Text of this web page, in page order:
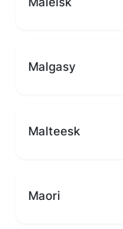
Malgasy
Malteesk
Maori